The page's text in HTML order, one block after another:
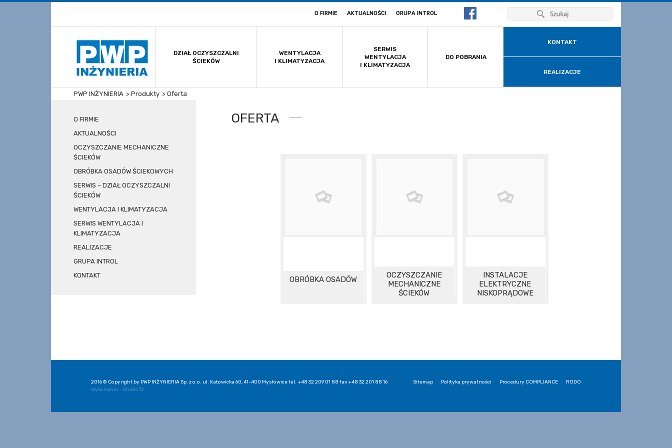
O FIRMIE AKTUALNOŚCI GRUPA INTROL
DZIAŁ OCZYSZCZALNI
ŚCIEKÓW
OBRÓBKA OSADÓW
WENTYLACJA
I KLIMATYZACJA
SERWIS
WENTYLACJA
I KLIMATYZACJA
DO POBRANIA
KONTAKT
REALIZACJE
PWP INŻYNIERIA > Produkty > Oferta
O FIRMIE
AKTUALNOŚCI
OCZYSZCZANIE MECHANICZNE
ŚCIEKÓW
OBRÓBKA OSADÓW ŚCIEKOWYCH
SERWIS – DZIAŁ OCZYSZCZALNI
ŚCIEKÓW
WENTYLACJA I KLIMATYZACJA
SERWIS WENTYLACJA I
KLIMATYZACJA
REALIZACJE
GRUPA INTROL
KONTAKT
OFERTA
OBRÓBKA OSADÓW
OCZYSZCZANIE
MECHANICZNE
ŚCIEKÓW
INSTALACJE
ELEKTRYCZNE
NISKOPRĄDOWE
2016 © Copyright by PWP INŻYNIERIA Sp. z o.o. ul. Katowicka 60, 41-400 Mysłowice tel. +48 32 209 01 88 fax +48 32 201 88 16
Wykonanie - Studio72
Sitemap Polityka prywatności Procedury COMPLIANCE RODO